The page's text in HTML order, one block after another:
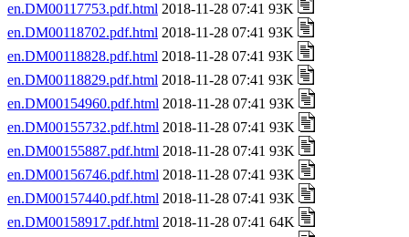
en.DM00117753.pdf.html 2018-11-28 07:41 93K
en.DM00118702.pdf.html 2018-11-28 07:41 93K
en.DM00118828.pdf.html 2018-11-28 07:41 93K
en.DM00118829.pdf.html 2018-11-28 07:41 93K
en.DM00154960.pdf.html 2018-11-28 07:41 93K
en.DM00155732.pdf.html 2018-11-28 07:41 93K
en.DM00155887.pdf.html 2018-11-28 07:41 93K
en.DM00156746.pdf.html 2018-11-28 07:41 93K
en.DM00157440.pdf.html 2018-11-28 07:41 93K
en.DM00158917.pdf.html 2018-11-28 07:41 64K